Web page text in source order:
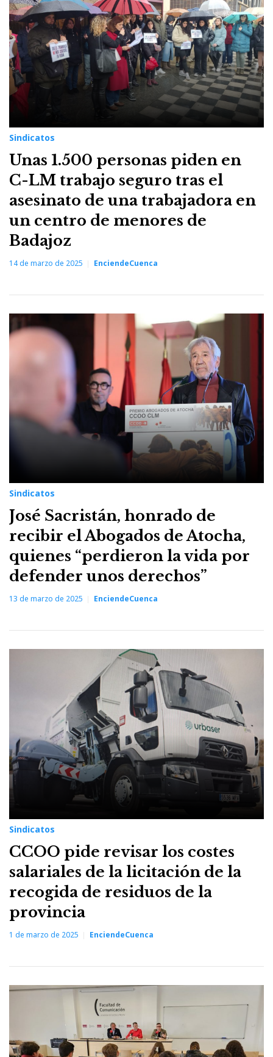
Sindicatos
Unas 1.500 personas piden en
C-LM trabajo seguro tras el
asesinato de una trabajadora en
un centro de menores de
Badajoz
14 de marzo de 2025 EnciendeCuenca
Sindicatos
José Sacristán, honrado de
recibir el Abogados de Atocha,
quienes “perdieron la vida por
defender unos derechos”
13 de marzo de 2025 EnciendeCuenca
Sindicatos
CCOO pide revisar los costes
salariales de la licitación de la
recogida de residuos de la
provincia
1 de marzo de 2025 EnciendeCuenca